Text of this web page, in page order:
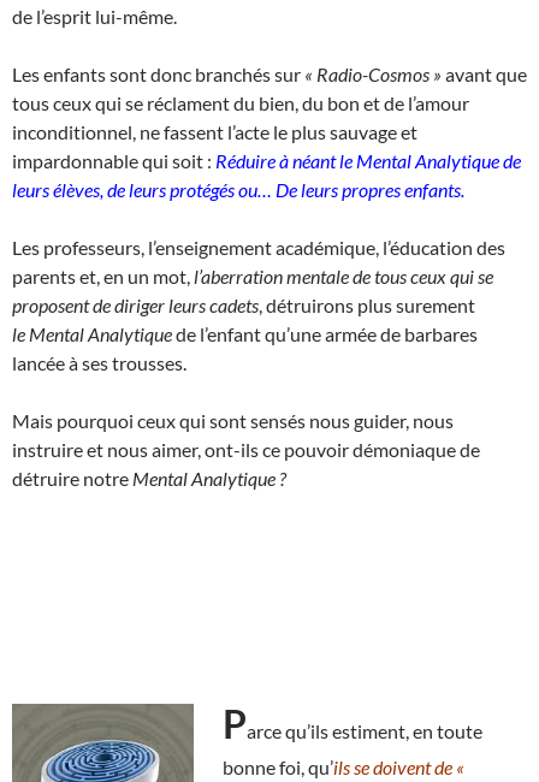
de l’esprit lui-même.
Les enfants sont donc branchés sur « Radio-Cosmos » avant que
tous ceux qui se réclament du bien, du bon et de l’amour
inconditionnel, ne fassent l’acte le plus sauvage et
impardonnable qui soit : Réduire à néant le Mental Analytique de
leurs élèves, de leurs protégés ou…
De leurs propres enfants.
Les professeurs, l’enseignement académique, l’éducation des
parents et, en un mot, l’aberration mentale de tous ceux qui se
proposent de diriger leurs cadets , détruirons plus surement
le Mental Analytiquede l’enfant qu’une armée de barbares
lancée à ses trousses.
Mais pourquoi ceux qui sont sensés nous guider, nous
instruire et nous aimer, ont-ils ce pouvoir démoniaque de
détruire notre Mental Analytique ?
Parce qu’ils estiment, en toute
bonne foi, qu’ils se doivent de «